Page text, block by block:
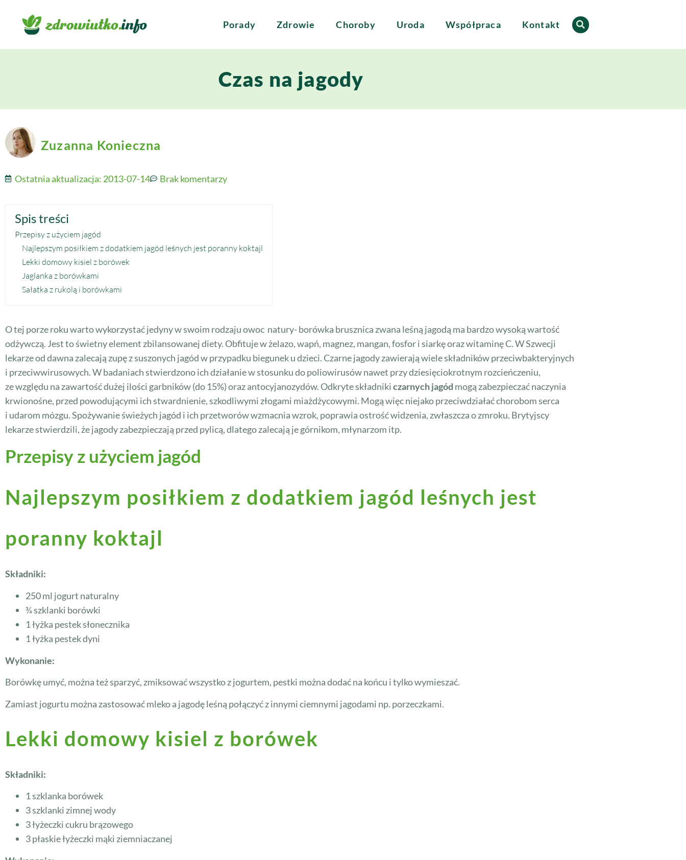
Porady Zdrowie Choroby Uroda Współpraca Kontakt
Czas na jagody
Zuzanna Konieczna
Ostatnia aktualizacja: 2013-07-14 Brak komentarzy
Spis treści
Przepisy z użyciem jagód
Najlepszym posiłkiem z dodatkiem jagód leśnych jest poranny koktajl
Lekki domowy kisiel z borówek
Jaglanka z borówkami
Sałatka z rukolą i borówkami
O tej porze roku warto wykorzystać jedyny w swoim rodzaju owoc natury- borówka brusznica zwana leśną jagodą ma bardzo wysoką wartość
odżywczą. Jest to świetny element zbilansowanej diety. Obfituje w żelazo, wapń, magnez, mangan, fosfor i siarkę oraz witaminę C. W Szwecji
lekarze od dawna zalecają zupę z suszonych jagód w przypadku biegunek u dzieci. Czarne jagody zawierają wiele składników przeciwbakteryjnych
i przeciwwirusowych. W badaniach stwierdzono ich działanie w stosunku do poliowirusów nawet przy dziesięciokrotnym rozcieńczeniu,
ze względu na zawartość dużej ilości garbników (do 15%) oraz antocyjanozydów. Odkryte składnikiczarnych jagód mogą zabezpieczać naczynia
krwionośne, przed powodującymi ich stwardnienie, szkodliwymi złogami miażdżycowymi. Mogą więc niejako przeciwdziałać chorobom serca
i udarom mózgu. Spożywanie świeżych jagód i ich przetworów wzmacnia wzrok, poprawia ostrość widzenia, zwłaszcza o zmroku. Brytyjscy
lekarze stwierdzili, że jagody zabezpieczają przed pylicą, dlatego zalecają je górnikom, młynarzom itp.
Przepisy z użyciem jagód
Najlepszym posiłkiem z dodatkiem jagód leśnych jest
poranny koktajl
Składniki:
250 ml jogurt naturalny
¾ szklanki borówki
1 łyżka pestek słonecznika
1 łyżka pestek dyni
Wykonanie:
Borówkę umyć, można też sparzyć, zmiksować wszystko z jogurtem, pestki można dodać na końcu i tylko wymieszać.
Zamiast jogurtu można zastosować mleko a jagodę leśną połączyć z innymi ciemnymi jagodami np. porzeczkami.
Lekki domowy kisiel z borówek
Składniki:
1 szklanka borówek
3 szklanki zimnej wody
3 łyżeczki cukru brązowego
3 płaskie łyżeczki mąki ziemniaczanej